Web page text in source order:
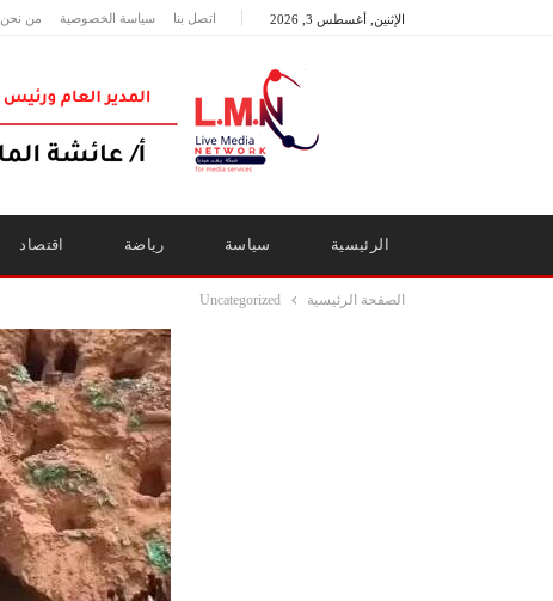
الإثنين, أغسطس 3, 2026 اتصل بنا سياسة الخصوصية من نحن
الرئيسية سياسة رياضة اقتصاد
الصفحة الرئيسية Uncategorized